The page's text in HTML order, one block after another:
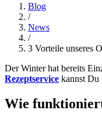
Blog
/
News
/
3 Vorteile unseres
Der Winter hat bereits
Rezeptservice kannst Du
Wie